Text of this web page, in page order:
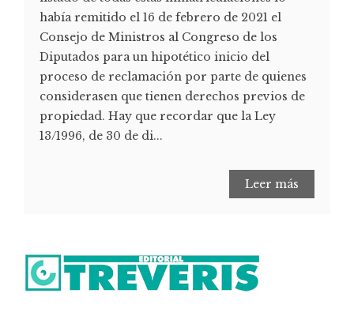
había remitido el 16 de febrero de 2021 el
Consejo de Ministros al Congreso de los
Diputados para un hipotético inicio del
proceso de reclamación por parte de quienes
considerasen que tienen derechos previos de
propiedad. Hay que recordar que la Ley
13/1996, de 30 de di...
Leer más